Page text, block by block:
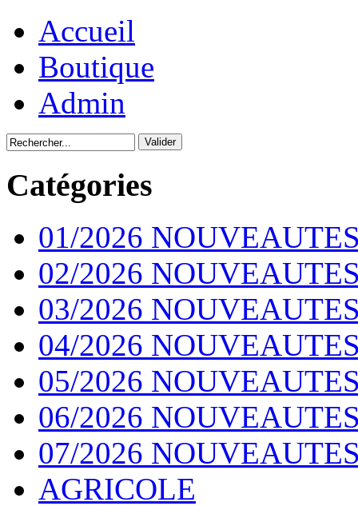
Accueil
Boutique
Admin
Catégories
01/2026
02/2026
03/2026
04/2026
05/2026
06/2026
07/2026
AGRICOLE